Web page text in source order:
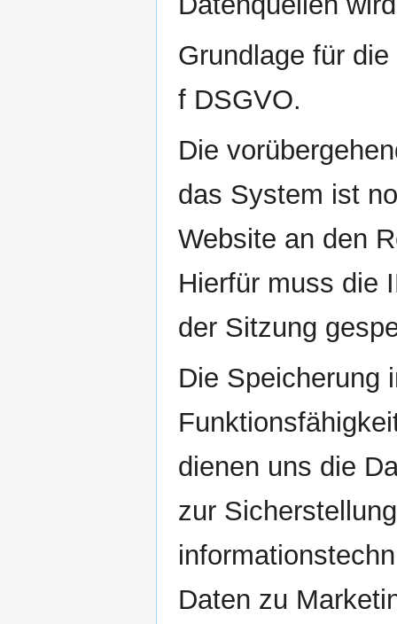
Grundlage für
f DSGVO.
Die
das System ist
Website an den
Hierfür muss die
der Sitzung
Die Speicherung
dienen uns die
zur
Daten zu